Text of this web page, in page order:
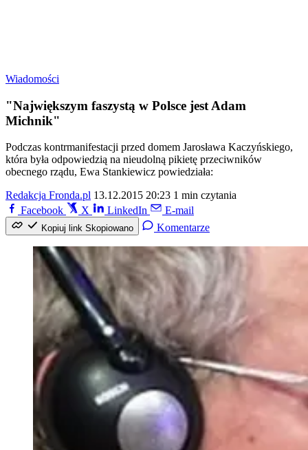
Wiadomości
"Największym faszystą w Polsce jest Adam
Michnik"
Podczas kontrmanifestacji przed domem Jarosława Kaczyńskiego,
która była odpowiedzią na nieudolną pikietę przeciwników
obecnego rządu, Ewa Stankiewicz powiedziała:
Redakcja Fronda.pl 13.12.2015 20:23 1 min czytania
Facebook
X LinkedIn E-mail
Kopiuj link Skopiowano Komentarze